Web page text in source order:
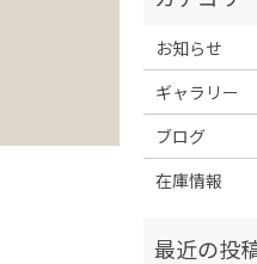
お知らせ
ギャラリー
ブログ
在庫情報